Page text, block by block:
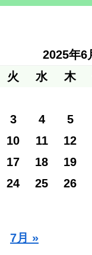
2025年6
火 水 木
3 4 5
10 11 12
17 18 19
24 25 26
7月 »